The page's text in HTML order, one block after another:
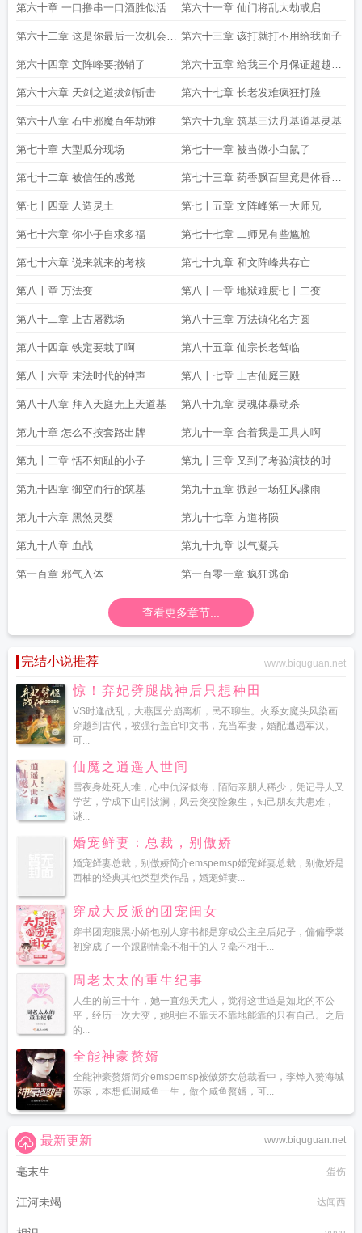
于仙门 荐入宗了
第六十章 一口撸串一口酒胜似活神
仙订阅已崩溃被逼无奈准备开新书
第六十一章 仙门将乱大劫或启
第六十二章 这是你最后一次机会了
你最好把握住
第六十三章 该打就打不用给我面子
第六十四章 文阵峰要撤销了 第六十五章 给我三个月保证超越他
们
第六十六章 天剑之道拔剑斩击 第六十七章 长老发难疯狂打脸
第六十八章 石中邪魔百年劫难 第六十九章 筑基三法丹基道基灵基
第七十章 大型瓜分现场 第七十一章 被当做小白鼠了
第七十二章 被信任的感觉 第七十三章 药香飘百里竟是体香在
作祟
第七十四章 人造灵土 第七十五章 文阵峰第一大师兄
第七十六章 你小子自求多福 第七十七章 二师兄有些尴尬
第七十六章 说来就来的考核 第七十九章 和文阵峰共存亡
第八十章 万法变 第八十一章 地狱难度七十二变
第八十二章 上古屠戮场 第八十三章 万法镇化名方圆
第八十四章 铁定要栽了啊 第八十五章 仙宗长老驾临
第八十六章 末法时代的钟声 第八十七章 上古仙庭三殿
第八十八章 拜入天庭无上天道基 第八十九章 灵魂体暴动杀
第九十章 怎么不按套路出牌 第九十一章 合着我是工具人啊
第九十二章 恬不知耻的小子 第九十三章 又到了考验演技的时候
了
第九十四章 御空而行的筑基 第九十五章 掀起一场狂风骤雨
第九十六章 黑煞灵婴 第九十七章 方道将陨
第九十八章 血战 第九十九章 以气凝兵
第一百章 邪气入体 第一百零一章 疯狂逃命
查看更多章节...
完结小说推荐 www.biquguan.net
惊！弃妃劈腿战神后只想种田
VS时逢战乱，大燕国分崩离析，民不聊生。火系女魔头风染画
穿越到古代，被强行盖官印文书，充当军妻，婚配邋遢军汉。
可...
仙魔之逍遥人世间
雪夜身处死人堆，心中仇深似海，陌陆亲朋人稀少，凭记寻人又
学艺，学成下山引波澜，风云突变险象生，知己朋友共患难，
谜...
婚宠鲜妻：总裁，别傲娇
婚宠鲜妻总裁，别傲娇简介emspemsp婚宠鲜妻总裁，别傲娇是
西柚的经典其他类型类作品，婚宠鲜妻...
穿成大反派的团宠闺女
穿书团宠腹黑小娇包别人穿书都是穿成公主皇后妃子，偏偏季裳
初穿成了一个跟剧情毫不相干的人？毫不相干...
周老太太的重生纪事
人生的前三十年，她一直怨天尤人，觉得这世道是如此的不公
平，经历一次大变，她明白不靠天不靠地能靠的只有自己。之后
的...
全能神豪赘婿
全能神豪赘婿简介emspemsp被傲娇女总裁看中，李烨入赘海城
苏家，本想低调咸鱼一生，做个咸鱼赘婿，可...
www.biquguan.net
最新更新
毫末生 蛋伤
江河未竭 达闻西